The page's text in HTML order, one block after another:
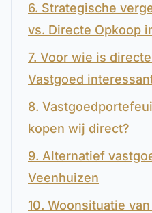
6. Strategische
vs. Directe Opkoop
7. Voor wie is
Vastgoed
8.
kopen wij direct?
9. Alternatief
Veenhuizen
10. Woonsituatie